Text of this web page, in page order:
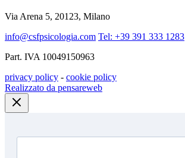
Via Arena 5, 20123, Milano
info@csfpsicologia.com Tel: +39 391 333 1283
Part. IVA 10049150963
privacy policy - cookie policy
Realizzato da pensareweb